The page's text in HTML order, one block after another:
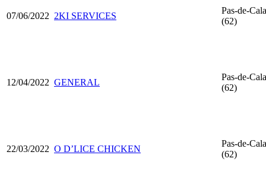
07/06/2022 2KI SERVICES
Pas-de-
(62)
12/04/2022 GENERAL
Pas-de-
(62)
22/03/2022 O D’LICE CHICKEN
Pas-de-
(62)